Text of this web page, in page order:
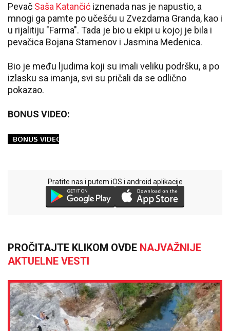
Pevač Saša Katančić iznenada nas je napustio, a
mnogi ga pamte po učešću u Zvezdama Granda, kao i
u rijalitiju "Farma". Tada je bio u ekipi u kojoj je bila i
pevačica Bojana Stamenov i Jasmina Medenica.
Bio je među ljudima koji su imali veliku podršku, a po
izlasku sa imanja, svi su pričali da se odlično
pokazao.
BONUS VIDEO:
Pratite nas i putem iOS i android aplikacije
PROČITAJTE KLIKOM OVDE NAJVAŽNIJE
AKTUELNE VESTI